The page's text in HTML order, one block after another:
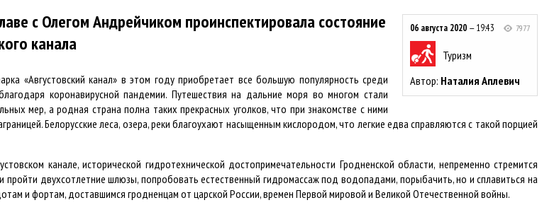
06 августа 2020 — 19:43 7977
Туризм
Автор: Наталия Аплевич
с Олегом Андрейчиком проинспектировала состояние
канала
«Августовский канал» в этом году приобретает все большую популярность среди
коронавирусной пандемии. Путешествия на дальние моря во многом стали
мер, а родная страна полна таких прекрасных уголков, что при знакомстве с ними
Белорусские леса, озера, реки благоухают насыщенным кислородом, что легкие едва справляются с такой порцией
канале, исторической гидротехнической достопримечательности Гродненской области, непременно стремится
пройти двухсотлетние шлюзы, попробовать естественный гидромассаж под водопадами, порыбачить, но и сплавиться на
и фортам, доставшимся гродненцам от царской России, времен Первой мировой и Великой Отечественной войны.